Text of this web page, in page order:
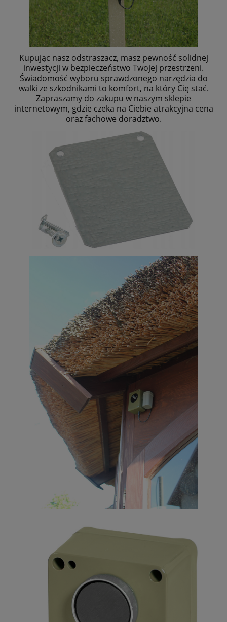
Kupując nasz odstraszacz, masz pewność solidnej
inwestycji w bezpieczeństwo Twojej przestrzeni.
Świadomość wyboru sprawdzonego narzędzia do
walki ze szkodnikami to komfort, na który Cię stać.
Zapraszamy do zakupu w naszym sklepie
internetowym, gdzie czeka na Ciebie atrakcyjna cena
oraz fachowe doradztwo.